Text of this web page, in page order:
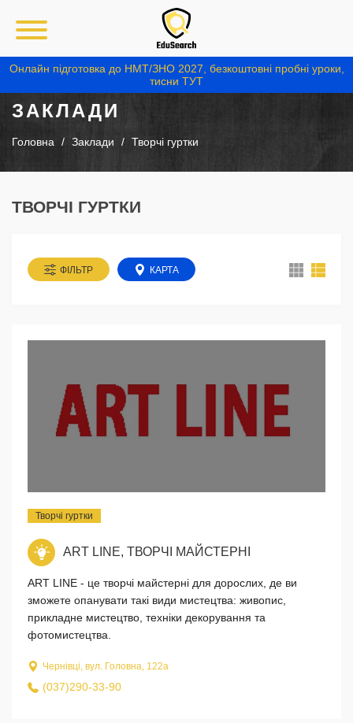
Онлайн підготовка до НМТ/ЗНО 2027, безкоштовні пробні уроки,
тисни ТУТ
ЗАКЛАДИ
Головна Заклади Творчі гуртки
ТВОРЧІ ГУРТКИ
ФІЛЬТР КАРТА
Творчі гуртки
ART LINE, ТВОРЧІ МАЙСТЕРНІ
ART LINE - це творчі майстерні для дорослих, де ви
зможете опанувати такі види мистецтва: живопис,
прикладне мистецтво, техніки декорування та
фотомистецтва.
Чернівці, вул. Головна, 122а
(037)290-33-90